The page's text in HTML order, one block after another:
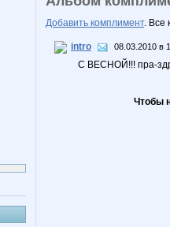
Добавить комплимент. Все
intro 08.03.2010 в
С ВЕСНОЙ!!! пра-
Чтобы